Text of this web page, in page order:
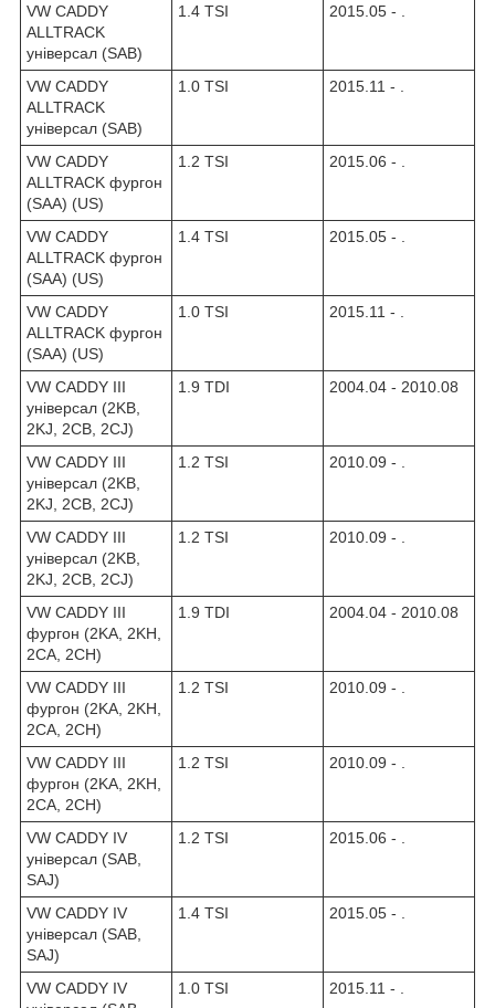
VW CADDY
ALLTRACK
універсал (SAB)
1.4 TSI 2015.05 - .
VW CADDY
ALLTRACK
універсал (SAB)
1.0 TSI 2015.11 - .
VW CADDY
ALLTRACK фургон
(SAA) (US)
1.2 TSI 2015.06 - .
VW CADDY
ALLTRACK фургон
(SAA) (US)
1.4 TSI 2015.05 - .
VW CADDY
ALLTRACK фургон
(SAA) (US)
1.0 TSI 2015.11 - .
VW CADDY III
універсал (2KB,
2KJ, 2CB, 2CJ)
1.9 TDI 2004.04 - 2010.08
VW CADDY III
універсал (2KB,
2KJ, 2CB, 2CJ)
1.2 TSI 2010.09 - .
VW CADDY III
універсал (2KB,
2KJ, 2CB, 2CJ)
1.2 TSI 2010.09 - .
VW CADDY III
фургон (2KA, 2KH,
2CA, 2CH)
1.9 TDI 2004.04 - 2010.08
VW CADDY III
фургон (2KA, 2KH,
2CA, 2CH)
1.2 TSI 2010.09 - .
VW CADDY III
фургон (2KA, 2KH,
2CA, 2CH)
1.2 TSI 2010.09 - .
VW CADDY IV
універсал (SAB,
SAJ)
1.2 TSI 2015.06 - .
VW CADDY IV
універсал (SAB,
SAJ)
1.4 TSI 2015.05 - .
VW CADDY IV
1.0 TSI 2015.11 - .